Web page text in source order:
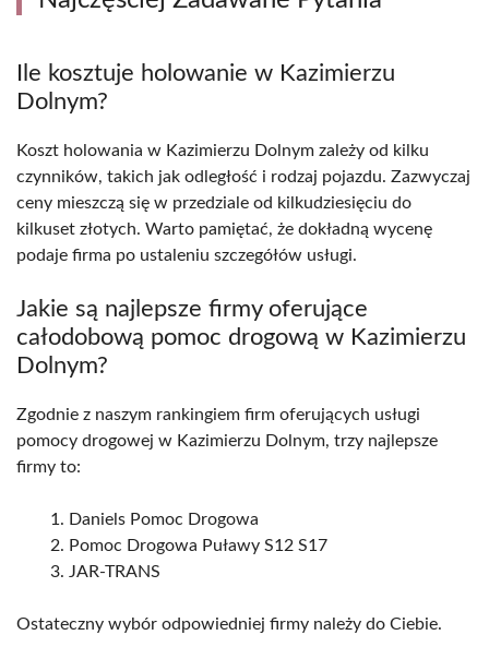
Ile kosztuje holowanie w Kazimierzu
Dolnym?
Koszt holowania w Kazimierzu Dolnym zależy od kilku
czynników, takich jak odległość i rodzaj pojazdu. Zazwyczaj
ceny mieszczą się w przedziale od kilkudziesięciu do
kilkuset złotych. Warto pamiętać, że dokładną wycenę
podaje firma po ustaleniu szczegółów usługi.
Jakie są najlepsze firmy oferujące
całodobową pomoc drogową w Kazimierzu
Dolnym?
Zgodnie z naszym rankingiem firm oferujących usługi
pomocy drogowej w Kazimierzu Dolnym, trzy najlepsze
firmy to:
Daniels Pomoc Drogowa
Pomoc Drogowa Puławy S12 S17
JAR-TRANS
Ostateczny wybór odpowiedniej firmy należy do Ciebie.